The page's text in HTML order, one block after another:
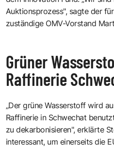
Auktionsprozess", sagte der
zuständige OMV-Vorstand
Grüner
Raffinerie
„Der grüne Wasserstoff wird
Raffinerie in Schwechat
zu dekarbonisieren", erklärte
interessant, um einerseits die